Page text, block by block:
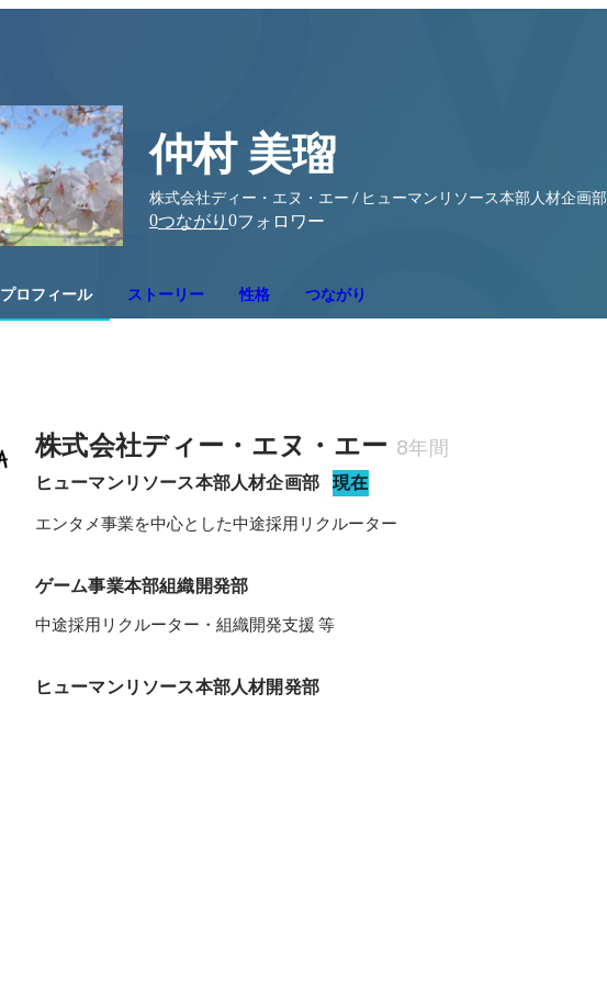
仲村 美瑠
株式会社ディー・エヌ・エー / ヒューマンリソース本部人材企画部
0つながり 0フォロワー
プロフィール ストーリー 性格 つながり
株式会社ディー・エヌ・エー 8年間
ヒューマンリソース本部人材企画部 現在
エンタメ事業を中心とした中途採用リクルーター
ゲーム事業本部組織開発部
中途採用リクルーター・組織開発支援 等
ヒューマンリソース本部人材開発部